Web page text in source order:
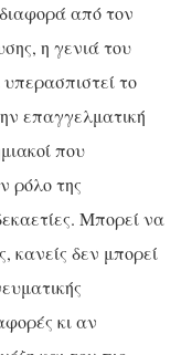
από τον
η γενιά του
το
επαγγελματική
που
ρόλο της
Μπορεί να
κανείς δεν μπορεί
κι αν